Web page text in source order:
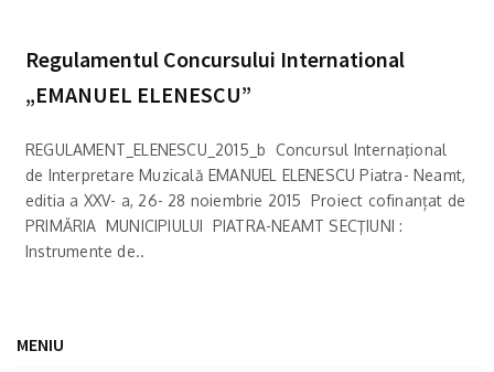
Regulamentul Concursului International
„EMANUEL ELENESCU”
REGULAMENT_ELENESCU_2015_b Concursul Internaţional
de Interpretare Muzicală EMANUEL ELENESCU Piatra- Neamt,
editia a XXV- a, 26- 28 noiembrie 2015 Proiect cofinanțat de
PRIMĂRIA MUNICIPIULUI PIATRA-NEAMT SECŢIUNI :
Instrumente de..
MENIU